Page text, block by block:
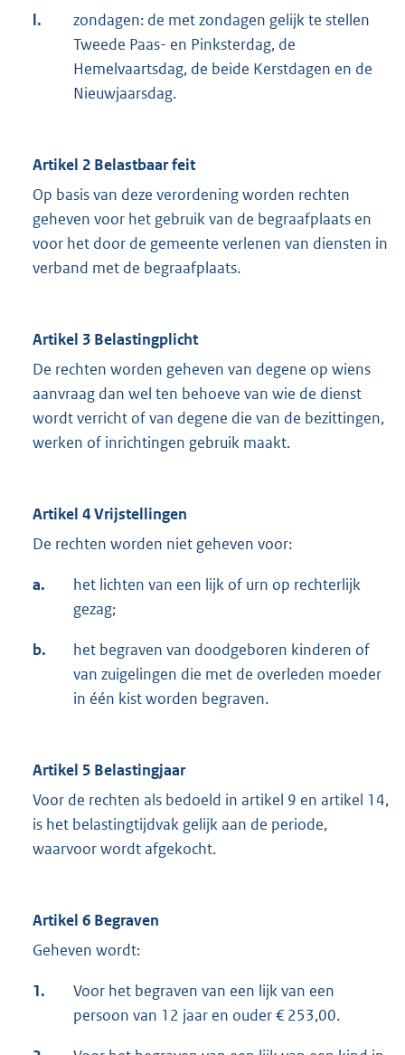
l.
zondagen: de met zondagen gelijk te stellen
Tweede Paas- en Pinksterdag, de
Hemelvaartsdag, de beide Kerstdagen en de
Nieuwjaarsdag.
Artikel 2 Belastbaar feit
Op basis van deze verordening worden rechten
geheven voor het gebruik van de begraafplaats en
voor het door de gemeente verlenen van diensten in
verband met de begraafplaats.
Artikel 3 Belastingplicht
De rechten worden geheven van degene op wiens
aanvraag dan wel ten behoeve van wie de dienst
wordt verricht of van degene die van de bezittingen,
werken of inrichtingen gebruik maakt.
Artikel 4 Vrijstellingen
De rechten worden niet geheven voor:
a.
het lichten van een lijk of urn op rechterlijk
gezag;
b.
het begraven van doodgeboren kinderen of
van zuigelingen die met de overleden moeder
in één kist worden begraven.
Artikel 5 Belastingjaar
Voor de rechten als bedoeld in artikel 9 en artikel 14,
is het belastingtijdvak gelijk aan de periode,
waarvoor wordt afgekocht.
Artikel 6 Begraven
Geheven wordt:
1.
Voor het begraven van een lijk van een
persoon van 12 jaar en ouder € 253,00.